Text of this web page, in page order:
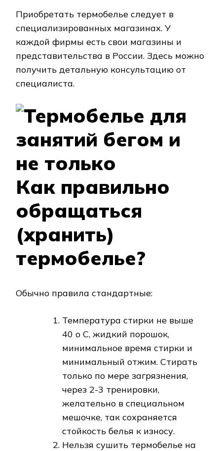
Приобретать термобелье следует в
специализированных магазинах. У
каждой фирмы есть свои магазины и
представительства в России. Здесь можно
получить детальную консультацию от
специалиста.
Как правильно
обращаться
(хранить)
термобелье?
Обычно правила стандартные:
Температура стирки не выше
40 о С, жидкий порошок,
минимальное время стирки и
минимальный отжим. Стирать
только по мере загрязнения,
через 2-3 тренировки,
желательно в специальном
мешочке, так сохраняется
стойкость белья к износу.
Нельзя сушить термобелье на